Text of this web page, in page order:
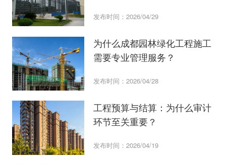
发布时间：2026/04/29
为什么成都园林绿化工程施工
需要专业管理服务？
发布时间：2026/04/28
工程预算与结算：为什么审计
环节至关重要？
发布时间：2026/04/19